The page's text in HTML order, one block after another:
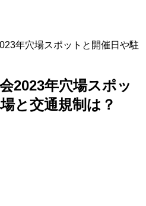
年穴場スポットと開催日や駐
2023年穴場スポッ
と交通規制は？